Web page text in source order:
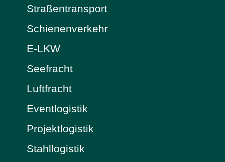
Straßentransport
Schienenverkehr
E-LKW
Seefracht
Luftfracht
Eventlogistik
Projektlogistik
Stahllogistik